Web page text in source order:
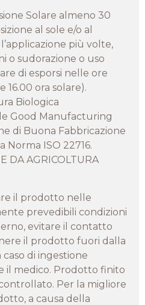
Solare almeno 30
al sole e/o al
più volte,
o sudorazione o uso
di esporsi nelle ore
16.00 ora solare).
Biologica
Good Manufacturing
di Buona Fabbricazione
ISO 22716.
DA AGRICOLTURA
il prodotto nelle
prevedibili condizioni
evitare il contatto
il prodotto fuori dalla
di ingestione
il medico. Prodotto finito
Per la migliore
a causa della